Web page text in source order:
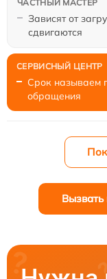
Зависят от
сдвигаются
Срок называем
обращения
Вызвать